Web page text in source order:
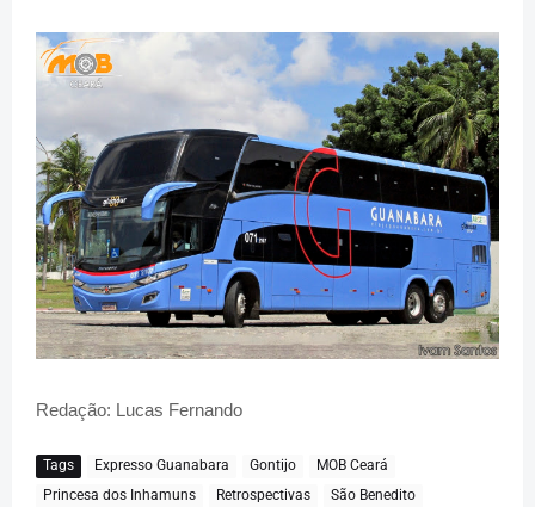
Redação: Lucas Fernando
Tags Expresso Guanabara Gontijo
MOB Ceará
Princesa dos Inhamuns
Retrospectivas São Benedito